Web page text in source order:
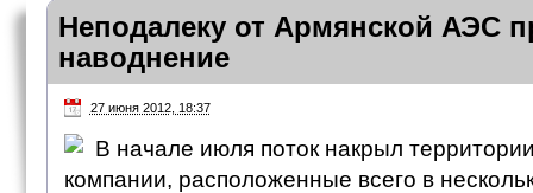
Неподалеку от Армянской АЭС
наводнение
27 июня 2012, 18:37
В начале июля поток накрыл
компании, расположенные всего в